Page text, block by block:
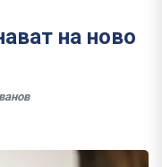
на ново